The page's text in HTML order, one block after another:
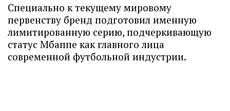
Специально к текущему мировому
первенству бренд подготовил именную
лимитированную серию, подчеркивающую
статус Мбаппе как главного лица
современной футбольной индустрии.